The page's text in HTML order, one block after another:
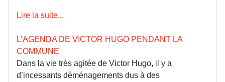
Lire la suite...
L’AGENDA DE VICTOR HUGO PENDANT LA
COMMUNE
Dans la vie très agitée de Victor Hugo, il y a
d’incessants déménagements dus à des